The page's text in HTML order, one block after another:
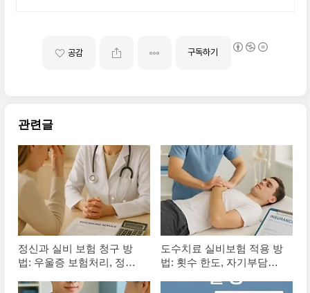
공감 구독하기
관련글
정신과 실비 보험 청구 방
법: 우울증 보험처리, 정신
도수치료 실비보험 적용 방
법: 횟수 한도, 자기부담금,